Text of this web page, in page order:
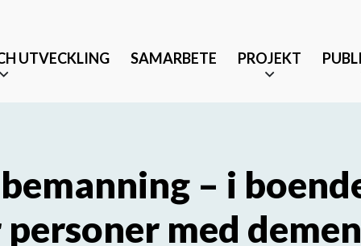
UTVECKLING SAMARBETE PROJEKT
– i
med